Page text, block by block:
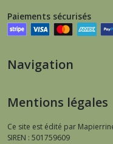
Paiements sécurisés
Navigation
Mentions légales
Ce site est édité par
SIREN : 501759609